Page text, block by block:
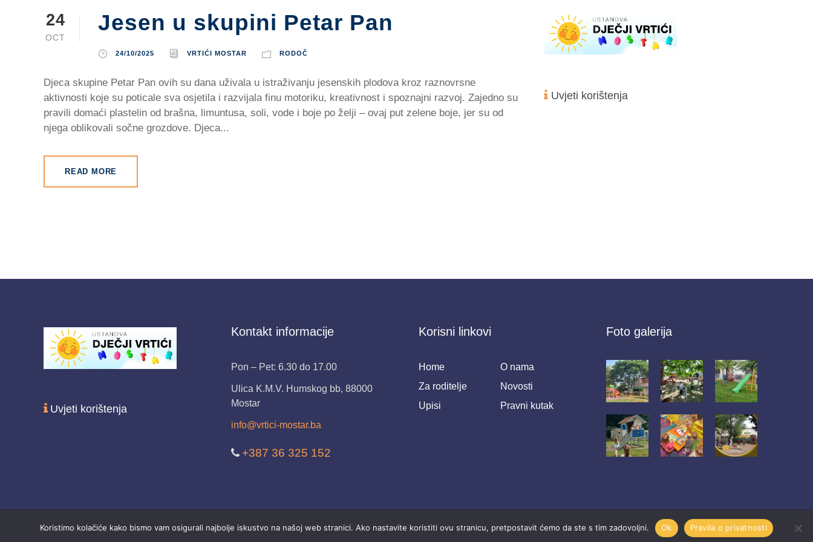
24
OCT
Jesen u skupini Petar Pan
24/10/2025 VRTIĆI MOSTAR RODOČ
Djeca skupine Petar Pan ovih su dana uživala u istraživanju jesenskih plodova kroz raznovrsne
aktivnosti koje su poticale sva osjetila i razvijala finu motoriku, kreativnost i spoznajni razvoj. Zajedno su
pravili domaći plastelin od brašna, limuntusa, soli, vode i boje po želji – ovaj put zelene boje, jer su od
njega oblikovali sočne grozdove. Djeca...
READ MORE
Uvjeti korištenja
Uvjeti korištenja
Kontakt informacije
Pon – Pet: 6.30 do 17.00
Ulica K.M.V. Humskog bb, 88000
Mostar
info@vrtici-mostar.ba
+387 36 325 152
Korisni linkovi
Home
O nama
Za roditelje
Novosti
Upisi
Pravni kutak
Foto galerija
Koristimo kolačiće kako bismo vam osigurali najbolje iskustvo na našoj web stranici. Ako nastavite koristiti ovu stranicu, pretpostavit ćemo da ste s tim zadovoljni. Ok Pravila o privatnosti